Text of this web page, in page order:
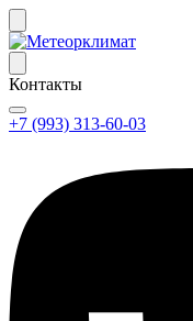
Контакты
+7 (993) 313-60-03